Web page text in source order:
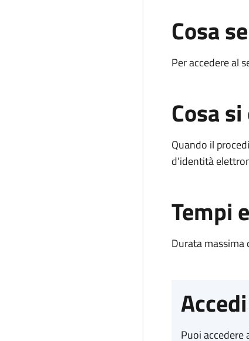
Cosa
Per accedere al
Cosa
Quando il
d'identità
Tempi
Durata
Puoi